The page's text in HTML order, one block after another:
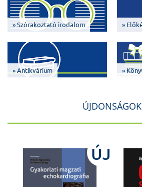
» Szórakoztató irodalom »
» Antikvárium »
ÚJDONSÁGOK
ÚJ